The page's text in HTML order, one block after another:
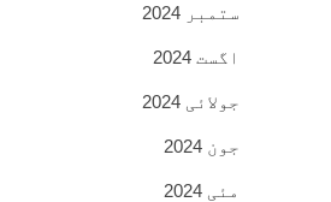
ستمبر 2024
اگست 2024
جولائی 2024
جون 2024
مئی 2024